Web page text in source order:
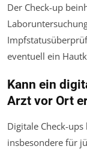
Der Check-up
eventuell ein
Kann ein
Arzt vor Ort
Digitale Check-
insbesondere für